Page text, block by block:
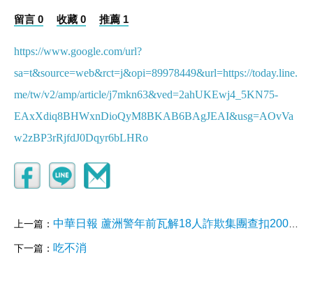
留言 0 收藏 0 推薦 1
https://www.google.com/url?
sa=t&source=web&rct=j&opi=89978449&url=https://today.line.
me/tw/v2/amp/article/j7mkn63&ved=2ahUKEwj4_5KN75-
EAxXdiq8BHWxnDioQyM8BKAB6BAgJEAI&usg=AOvVa
w2zBP3rRjfdJ0Dqyr6bLHRo
上一篇： 中華日報 蘆洲警年前瓦解18人詐欺集團查扣200萬、槍械、大量毒品 1 小時前
下一篇： 吃不消